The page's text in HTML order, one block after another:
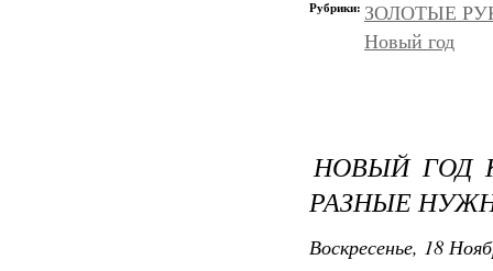
Рубрики: ЗОЛОТЫЕ
Новый год
НОВЫЙ ГОД
РАЗНЫЕ
Воскресенье, 18